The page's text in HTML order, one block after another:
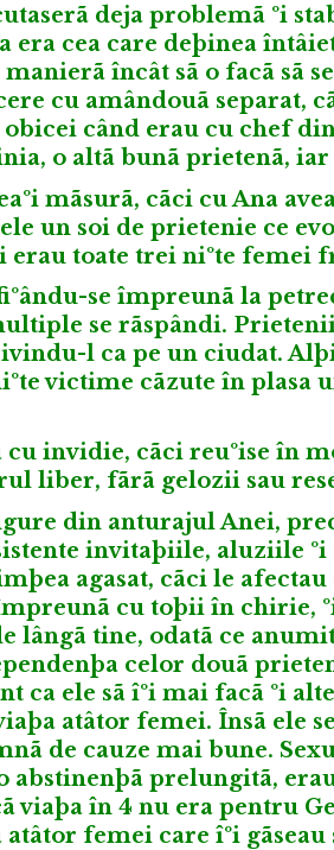
deja problemã ºi
cea care deþinea
încât sã o facã sã
cu amândouã separat,
când erau cu chef
o altã bunã prietenã, iar
mãsurã, cãci cu Ana
un soi de prietenie ce
erau toate trei niºte femei
se împreunã la
se rãspândi.
l ca pe un ciudat.
victime cãzute în plasa
invidie, cãci reuºise în
liber, fãrã gelozii sau
din anturajul Anei,
invitaþiile, aluziile
agasat, cãci le
cu toþii în chirie,
lângã tine, odatã ce
celor douã
ca ele sã îºi mai facã ºi
atâtor femei. Însã ele
de cauze mai bune.
abstinenþã prelungitã,
viaþa în 4 nu era pentru
atâtor femei care îºi